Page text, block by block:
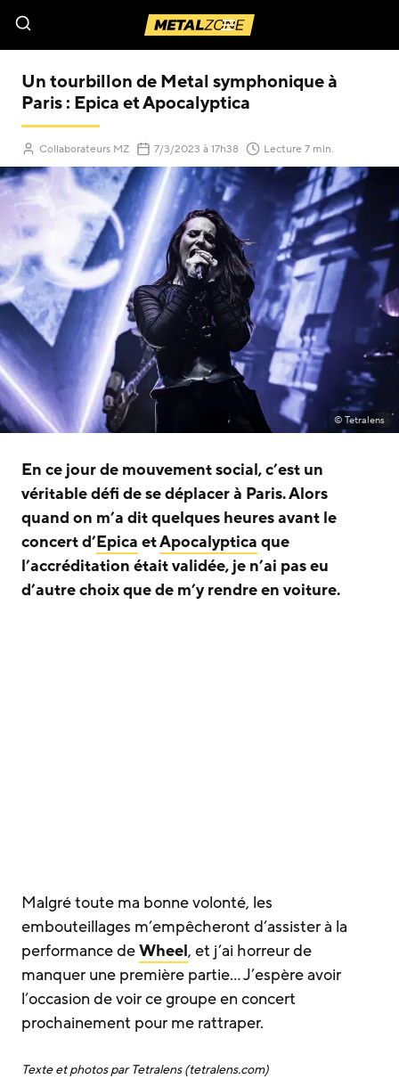
Menu
Un tourbillon de Metal symphonique à
Paris : Epica et Apocalyptica
Collaborateurs MZ 7/3/2023 (Mis à jour le
à 17h38 Lecture 7 min.
© Tetralens
En ce jour de mouvement social, c’est un
véritable défi de se déplacer à Paris. Alors
quand on m’a dit quelques heures avant le
concert d’Epica etApocalyptica que
l’accréditation était validée, je n’ai pas eu
d’autre choix que de m’y rendre en voiture.
Malgré toute ma bonne volonté, les
embouteillages m’empêcheront d’assister à la
performance deWheel, et j’ai horreur de
manquer une première partie… J’espère avoir
l’occasion de voir ce groupe en concert
prochainement pour me rattraper.
Texte et photos par Tetralens (tetralens.com)